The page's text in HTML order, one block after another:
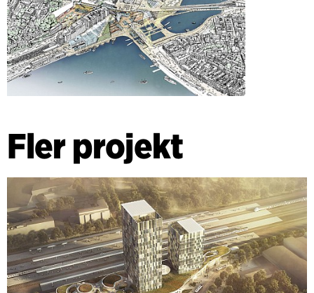
Fler projekt